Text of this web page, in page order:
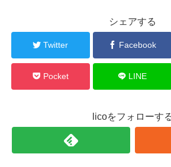
シェアする
Twitter Facebook
Pocket LINE
licoをフォローす